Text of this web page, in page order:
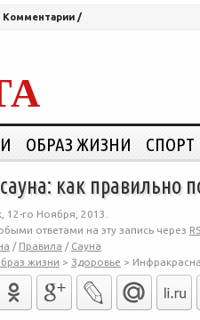
Комментарии /
ОБРАЗ ЖИЗНИ СПОРТ
как правильно
12-го Ноября, 2013.
ответами на эту запись через
/ Правила / Сауна
жизни > Здоровье >